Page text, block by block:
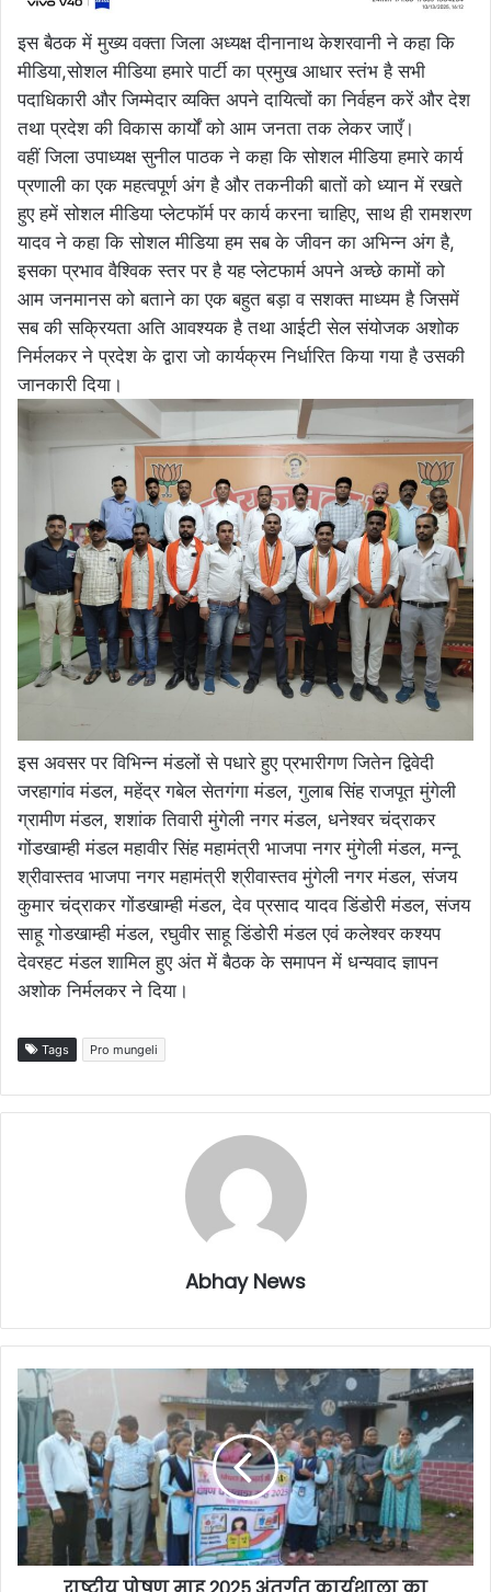
इस बैठक में मुख्य वक्ता जिला अध्यक्ष दीनानाथ केशरवानी ने कहा कि
मीडिया,सोशल मीडिया हमारे पार्टी का प्रमुख आधार स्तंभ है सभी
पदाधिकारी और जिम्मेदार व्यक्ति अपने दायित्वों का निर्वहन करें और देश
तथा प्रदेश की विकास कार्यों को आम जनता तक लेकर जाएँ।
वहीं जिला उपाध्यक्ष सुनील पाठक ने कहा कि सोशल मीडिया हमारे कार्य
प्रणाली का एक महत्वपूर्ण अंग है और तकनीकी बातों को ध्यान में रखते
हुए हमें सोशल मीडिया प्लेटफॉर्म पर कार्य करना चाहिए, साथ ही रामशरण
यादव ने कहा कि सोशल मीडिया हम सब के जीवन का अभिन्न अंग है,
इसका प्रभाव वैश्विक स्तर पर है यह प्लेटफार्म अपने अच्छे कामों को
आम जनमानस को बताने का एक बहुत बड़ा व सशक्त माध्यम है जिसमें
सब की सक्रियता अति आवश्यक है तथा आईटी सेल संयोजक अशोक
निर्मलकर ने प्रदेश के द्वारा जो कार्यक्रम निर्धारित किया गया है उसकी
जानकारी दिया।
इस अवसर पर विभिन्न मंडलों से पधारे हुए प्रभारीगण जितेन द्विवेदी
जरहागांव मंडल, महेंद्र गबेल सेतगंगा मंडल, गुलाब सिंह राजपूत मुंगेली
ग्रामीण मंडल, शशांक तिवारी मुंगेली नगर मंडल, धनेश्वर चंद्राकर
गोंडखाम्ही मंडल महावीर सिंह महामंत्री भाजपा नगर मुंगेली मंडल, मन्नू
श्रीवास्तव भाजपा नगर महामंत्री श्रीवास्तव मुंगेली नगर मंडल, संजय
कुमार चंद्राकर गोंडखाम्ही मंडल, देव प्रसाद यादव डिंडोरी मंडल, संजय
साहू गोडखाम्ही मंडल, रघुवीर साहू डिंडोरी मंडल एवं कलेश्वर कश्यप
देवरहट मंडल शामिल हुए अंत में बैठक के समापन में धन्यवाद ज्ञापन
अशोक निर्मलकर ने दिया।
Tags Pro mungeli
Abhay News